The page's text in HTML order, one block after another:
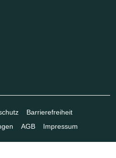
Barrierefreiheit
AGB Impressum